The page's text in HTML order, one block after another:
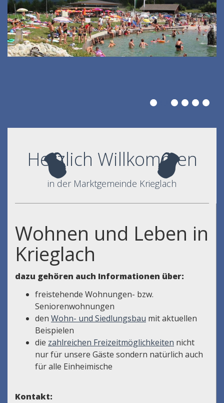
Herzlich Willkommen
in der Marktgemeinde Krieglach
Wohnen und Leben in
Krieglach
dazu gehören auch Informationen über:
freistehende Wohnungen- bzw.
Seniorenwohnungen
den Wohn- und Siedlungsbau mit aktuellen
Beispielen
die zahlreichen Freizeitmöglichkeiten nicht
nur für unsere Gäste sondern natürlich auch
für alle Einheimische
Kontakt: